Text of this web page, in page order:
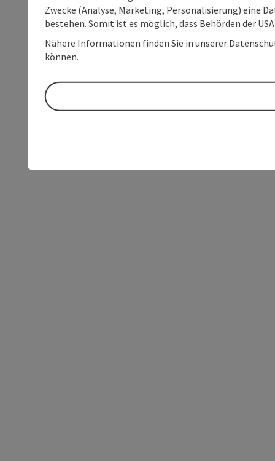
Zwecke (Analyse, Marketing, Personalisierung) eine
bestehen. Somit ist es möglich, dass Behörden der
Nähere Informationen finden Sie in unserer
können.